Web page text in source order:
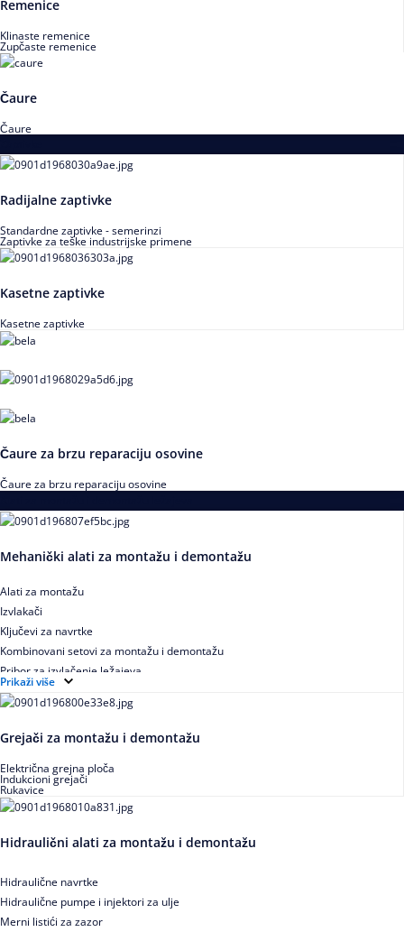
Remenice
Klinaste remenice
Zupčaste remenice
Čaure
Čaure
Radijalne zaptivke
Standardne zaptivke - semerinzi
Zaptivke za teške industrijske primene
Kasetne zaptivke
Kasetne zaptivke
Čaure za brzu reparaciju osovine
Čaure za brzu reparaciju osovine
Mehanički alati za montažu i demontažu
Alati za montažu
Izvlakači
Ključevi za navrtke
Kombinovani setovi za montažu i demontažu
Pribor za izvlačenje ležajeva
Prikaži više
Grejači za montažu i demontažu
Električna grejna ploča
Indukcioni grejači
Rukavice
Hidraulični alati za montažu i demontažu
Hidraulične navrtke
Hidraulične pumpe i injektori za ulje
Merni listići za zazor